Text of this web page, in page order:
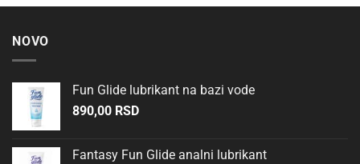
NOVO
Fun Glide lubrikant na bazi vode
890,00 RSD
Fantasy Fun Glide analni lubrikant